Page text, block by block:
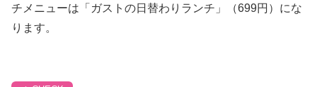
チメニューは「ガストの日替わりランチ」（699円）にな
ります。